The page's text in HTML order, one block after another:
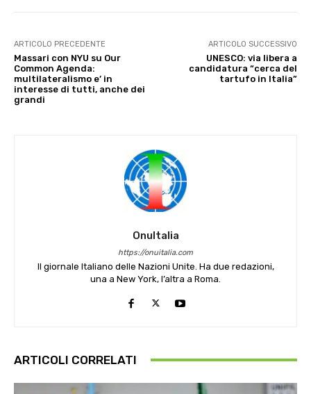
ARTICOLO PRECEDENTE
Massari con NYU su Our
Common Agenda:
multilateralismo e’ in
interesse di tutti, anche dei
grandi
ARTICOLO SUCCESSIVO
UNESCO: via libera a
candidatura “cerca del
tartufo in Italia”
OnuItalia
https://onuitalia.com
Il giornale Italiano delle Nazioni Unite. Ha due redazioni,
una a New York, l’altra a Roma.
ARTICOLI CORRELATI